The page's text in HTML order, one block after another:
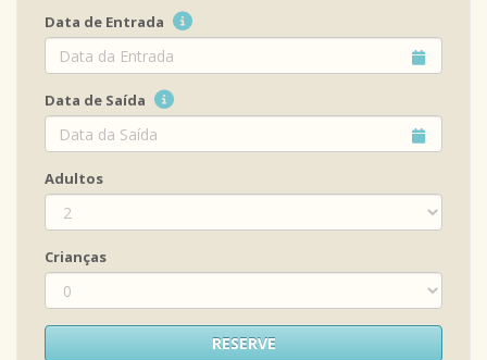
Data de Entrada
Data de Saída
Adultos
Crianças
RESERVE